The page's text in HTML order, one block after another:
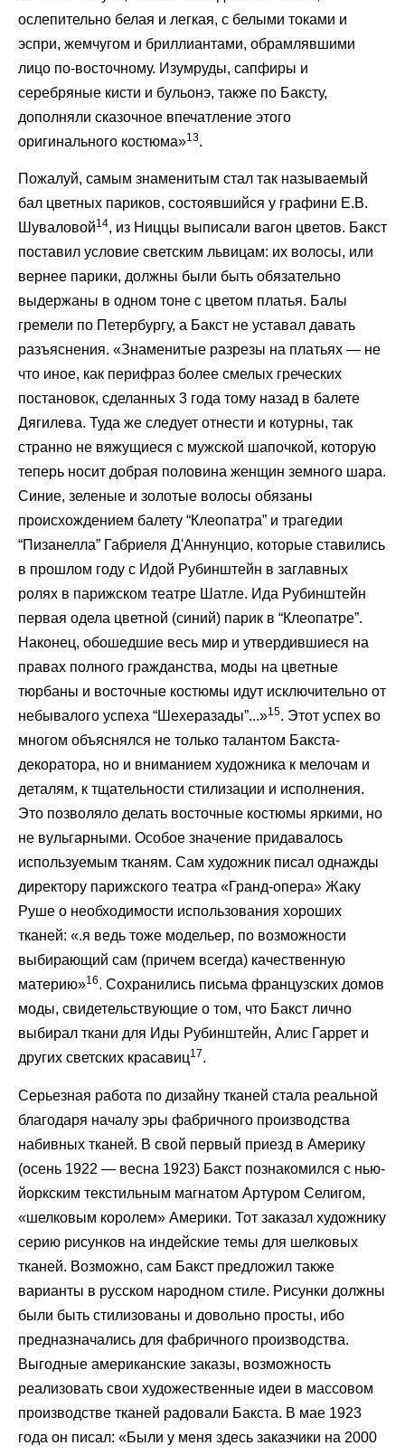
ослепительно белая и легкая, с белыми токами и
эспри, жемчугом и бриллиантами, обрамлявшими
лицо по-восточному. Изумруды, сапфиры и
серебряные кисти и бульонэ, также по Баксту,
дополняли сказочное впечатление этого
оригинального костюма»13.
Пожалуй, самым знаменитым стал так называемый
бал цветных париков, состоявшийся у графини Е.В.
Шуваловой14, из Ниццы выписали вагон цветов. Бакст
поставил условие светским львицам: их волосы, или
вернее парики, должны были быть обязательно
выдержаны в одном тоне с цветом платья. Балы
гремели по Петербургу, а Бакст не уставал давать
разъяснения. «Знаменитые разрезы на платьях — не
что иное, как перифраз более смелых греческих
постановок, сделанных 3 года тому назад в балете
Дягилева. Туда же следует отнести и котурны, так
странно не вяжущиеся с мужской шапочкой, которую
теперь носит добрая половина женщин земного шара.
Синие, зеленые и золотые волосы обязаны
происхождением балету “Клеопатра” и трагедии
“Пизанелла” Габриеля Д'Аннунцио, которые ставились
в прошлом году с Идой Рубинштейн в заглавных
ролях в парижском театре Шатле. Ида Рубинштейн
первая одела цветной (синий) парик в “Клеопатре”.
Наконец, обошедшие весь мир и утвердившиеся на
правах полного гражданства, моды на цветные
тюрбаны и восточные костюмы идут исключительно от
небывалого успеха “Шехеразады”...»15. Этот успех во
многом объяснялся не только талантом Бакста-
декоратора, но и вниманием художника к мелочам и
деталям, к тщательности стилизации и исполнения.
Это позволяло делать восточные костюмы яркими, но
не вульгарными. Особое значение придавалось
используемым тканям. Сам художник писал однажды
директору парижского театра «Гранд-опера» Жаку
Руше о необходимости использования хороших
тканей: «.я ведь тоже модельер, по возможности
выбирающий сам (причем всегда) качественную
материю»16. Сохранились письма французских домов
моды, свидетельствующие о том, что Бакст лично
выбирал ткани для Иды Рубинштейн, Алис Гаррет и
других светских красавиц17.
Серьезная работа по дизайну тканей стала реальной
благодаря началу эры фабричного производства
набивных тканей. В свой первый приезд в Америку
(осень 1922 — весна 1923) Бакст познакомился с нью-
йоркским текстильным магнатом Артуром Селигом,
«шелковым королем» Америки. Тот заказал художнику
серию рисунков на индейские темы для шелковых
тканей. Возможно, сам Бакст предложил также
варианты в русском народном стиле. Рисунки должны
были быть стилизованы и довольно просты, ибо
предназначались для фабричного производства.
Выгодные американские заказы, возможность
реализовать свои художественные идеи в массовом
производстве тканей радовали Бакста. В мае 1923
года он писал: «Были у меня здесь заказчики на 2000